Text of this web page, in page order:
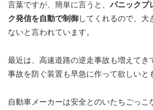
言葉ですが、簡単に言うと、パニックブ
ク発信を自動で制御してくれるので、大
ないと言われています。
最近は、高速道路の逆走事故も増えてき
事故を防ぐ装置も早急に作って欲しいと
自動車メーカーは安全とのいたちごっこ